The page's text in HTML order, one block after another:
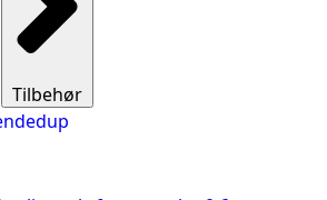
Tilbehør